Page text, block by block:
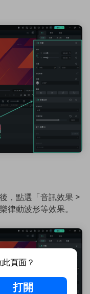
，點選「音訊效果 >
律動波形等效果。
頁面？
打開